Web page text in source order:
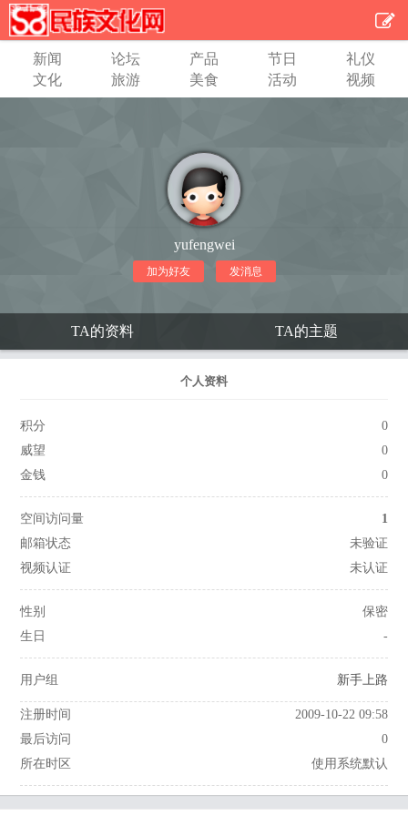
新闻 论坛 产品 节日
礼仪
文化
旅游 美食 活动 视频
yufengwei
加为好友 发消息
TA的资料 TA的主题
个人资料
积分
0
威望
0
金钱
0
空间访问量
1
邮箱状态
未验证
视频认证
未认证
性别
保密
生日
-
用户组 新手上路
注册时间
2009-10-22 09:58
最后访问
0
所在时区
使用系统默认